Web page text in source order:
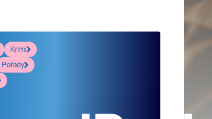
Krimi
Pořady